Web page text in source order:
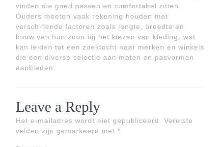
vinden die goed passen en comfortabel zitten.
Ouders moeten vaak rekening houden met
verschillende factoren zoals lengte, breedte en
bouw van hun zoon bij het kiezen van kleding, wat
kan leiden tot een zoektocht naar merken en winkels
die een diverse selectie aan maten en pasvormen
aanbieden.
Leave a Reply
Het e-mailadres wordt niet gepubliceerd.
Vereiste
velden zijn gemarkeerd met *